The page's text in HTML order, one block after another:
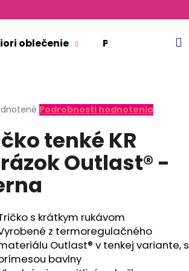
oblečenie Pre dospelých
Podrobnosti hodnotenia
tenké KR
Outlast® -
s krátkym rukávom
z termoregulačného
Outlast® v tenkej variante, s
bavlny
TENKÉ VÝSTRIH U